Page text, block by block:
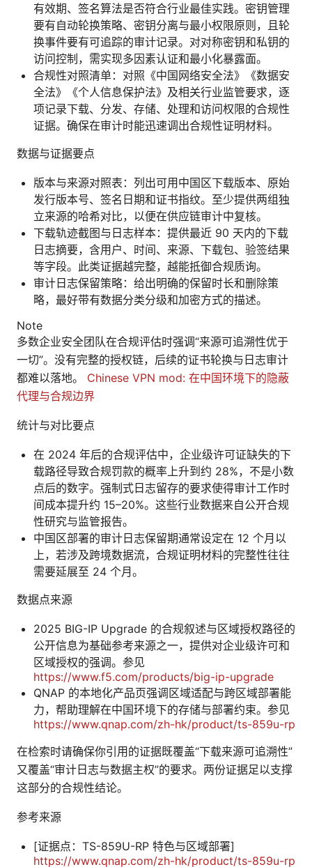
有效期、签名算法是否符合行业最佳实践。密钥管理
要有自动轮换策略、密钥分离与最小权限原则，且轮
换事件要有可追踪的审计记录。对对称密钥和私钥的
访问控制，需实现多因素认证和最小化暴露面。
合规性对照清单：对照《中国网络安全法》《数据安
全法》《个人信息保护法》及相关行业监管要求，逐
项记录下载、分发、存储、处理和访问权限的合规性
证据。确保在审计时能迅速调出合规性证明材料。
数据与证据要点
版本与来源对照表：列出可用中国区下载版本、原始
发行版本号、签名日期和证书指纹。至少提供两组独
立来源的哈希对比，以便在供应链审计中复核。
下载轨迹截图与日志样本：提供最近 90 天内的下载
日志摘要，含用户、时间、来源、下载包、验签结果
等字段。此类证据越完整，越能抵御合规质询。
审计日志保留策略：给出明确的保留时长和删除策
略，最好带有数据分类分级和加密方式的描述。
Note
多数企业安全团队在合规评估时强调“来源可追溯性优于
一切”。没有完整的授权链，后续的证书轮换与日志审计
都难以落地。 Chinese VPN mod: 在中国环境下的隐蔽
代理与合规边界
统计与对比要点
在 2024 年后的合规评估中，企业级许可证缺失的下
载路径导致合规罚款的概率上升到约 28%，不是小数
点后的数字。强制式日志留存的要求使得审计工作时
间成本提升约 15–20%。这些行业数据来自公开合规
性研究与监管报告。
中国区部署的审计日志保留期通常设定在 12 个月以
上，若涉及跨境数据流，合规证明材料的完整性往往
需要延展至 24 个月。
数据点来源
2025 BIG-IP Upgrade 的合规叙述与区域授权路径的
公开信息为基础参考来源之一，提供对企业级许可和
区域授权的强调。参见
https://www.f5.com/products/big-ip-upgrade
QNAP 的本地化产品页强调区域适配与跨区域部署能
力，帮助理解在中国环境下的存储与部署约束。参见
https://www.qnap.com/zh-hk/product/ts-859u-rp
在检索时请确保你引用的证据既覆盖“下载来源可追溯性”
又覆盖“审计日志与数据主权”的要求。两份证据足以支撑
这部分的合规性结论。
参考来源
[证据点：TS-859U-RP 特色与区域部署]
https://www.qnap.com/zh-hk/product/ts-859u-rp